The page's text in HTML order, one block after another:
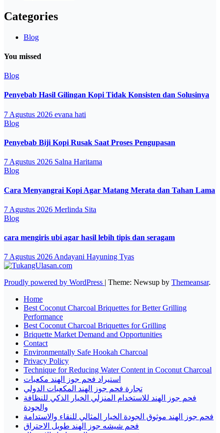
Categories
Blog
You missed
Blog
Penyebab Hasil Gilingan Kopi Tidak Konsisten dan Solusinya
7 Agustus 2026 evana hati
Blog
Penyebab Biji Kopi Rusak Saat Proses Pengupasan
7 Agustus 2026 Salna Haritama
Blog
Cara Menyangrai Kopi Agar Matang Merata dan Tahan Lama
7 Agustus 2026 Merlinda Sita
Blog
cara mengiris ubi agar hasil lebih tipis dan seragam
7 Agustus 2026 Andayani Hayuning Tyas
Proudly powered by WordPress | Theme: Newsup by Themeansar.
Home
Best Coconut Charcoal Briquettes for Better Grilling
Performance
Best Coconut Charcoal Briquettes for Grilling
Briquette Market Demand and Opportunities
Contact
Environmentally Safe Hookah Charcoal
Privacy Policy
Technique for Reducing Water Content in Coconut Charcoal
استيراد فحم جوز الهند مكعبات
تجارة فحم جوز الهند المكعبات الدولي
فحم جوز الهند للاستخدام المنزلي الخيار الذكي للنظافة
والجودة
فحم جوز الهند موثوق الجودة الخيار المثالي للنقاء والاستدامة
فحم شيشه جوز الهند طويل الاحتراق